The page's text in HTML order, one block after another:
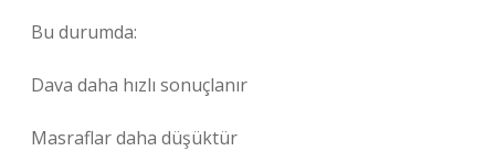
Bu durumda:
Dava daha hızlı sonuçlanır
Masraflar daha düşüktür